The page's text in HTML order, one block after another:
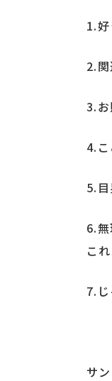
1.
2.
3.
4.
5.
6.
こ
7.
サ